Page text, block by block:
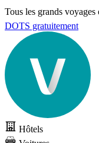
Tous les grands
DOTS gratuitement
Hôtels